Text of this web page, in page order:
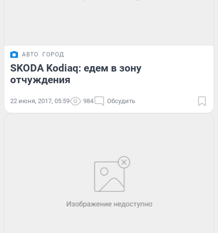
АВТО ГОРОД
SKODA Kodiaq: едем в зону
отчуждения
22 июня, 2017, 05:59 984 Обсудить